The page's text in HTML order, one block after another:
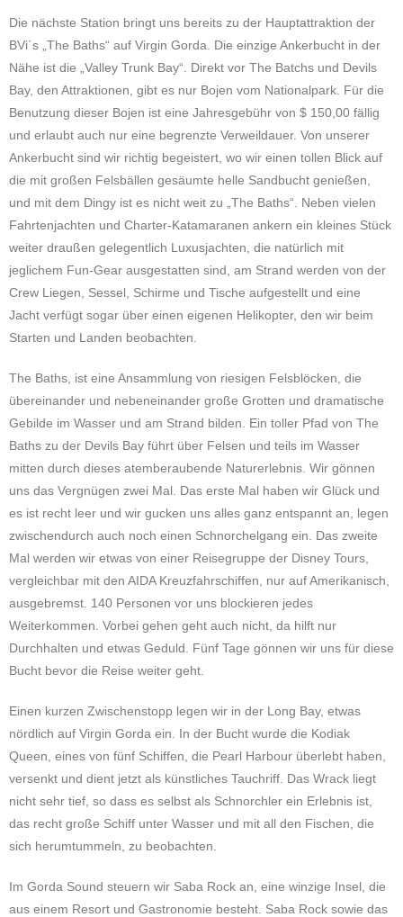
Die nächste Station bringt uns bereits zu der Hauptattraktion der
BVi´s „The Baths“ auf Virgin Gorda. Die einzige Ankerbucht in der
Nähe ist die „Valley Trunk Bay“. Direkt vor The Batchs und Devils
Bay, den Attraktionen, gibt es nur Bojen vom Nationalpark. Für die
Benutzung dieser Bojen ist eine Jahresgebühr von $ 150,00 fällig
und erlaubt auch nur eine begrenzte Verweildauer. Von unserer
Ankerbucht sind wir richtig begeistert, wo wir einen tollen Blick auf
die mit großen Felsbällen gesäumte helle Sandbucht genießen,
und mit dem Dingy ist es nicht weit zu „The Baths“. Neben vielen
Fahrtenjachten und Charter-Katamaranen ankern ein kleines Stück
weiter draußen gelegentlich Luxusjachten, die natürlich mit
jeglichem Fun-Gear ausgestatten sind, am Strand werden von der
Crew Liegen, Sessel, Schirme und Tische aufgestellt und eine
Jacht verfügt sogar über einen eigenen Helikopter, den wir beim
Starten und Landen beobachten.
The Baths, ist eine Ansammlung von riesigen Felsblöcken, die
übereinander und nebeneinander große Grotten und dramatische
Gebilde im Wasser und am Strand bilden. Ein toller Pfad von The
Baths zu der Devils Bay führt über Felsen und teils im Wasser
mitten durch dieses atemberaubende Naturerlebnis. Wir gönnen
uns das Vergnügen zwei Mal. Das erste Mal haben wir Glück und
es ist recht leer und wir gucken uns alles ganz entspannt an, legen
zwischendurch auch noch einen Schnorchelgang ein. Das zweite
Mal werden wir etwas von einer Reisegruppe der Disney Tours,
vergleichbar mit den AIDA Kreuzfahrschiffen, nur auf Amerikanisch,
ausgebremst. 140 Personen vor uns blockieren jedes
Weiterkommen. Vorbei gehen geht auch nicht, da hilft nur
Durchhalten und etwas Geduld. Fünf Tage gönnen wir uns für diese
Bucht bevor die Reise weiter geht.
Einen kurzen Zwischenstopp legen wir in der Long Bay, etwas
nördlich auf Virgin Gorda ein. In der Bucht wurde die Kodiak
Queen, eines von fünf Schiffen, die Pearl Harbour überlebt haben,
versenkt und dient jetzt als künstliches Tauchriff. Das Wrack liegt
nicht sehr tief, so dass es selbst als Schnorchler ein Erlebnis ist,
das recht große Schiff unter Wasser und mit all den Fischen, die
sich herumtummeln, zu beobachten.
Im Gorda Sound steuern wir Saba Rock an, eine winzige Insel, die
aus einem Resort und Gastronomie besteht. Saba Rock sowie das